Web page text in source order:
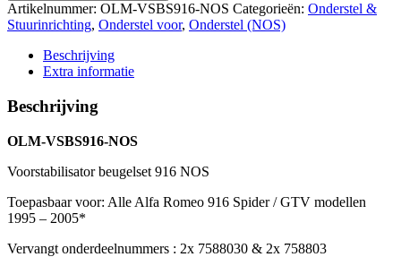
Artikelnummer: OLM-VSBS916-NOS Categorieën: Onderstel &
Stuurinrichting, Onderstel voor, Onderstel (NOS)
Beschrijving
Extra informatie
Beschrijving
OLM-VSBS916-NOS
Voorstabilisator beugelset 916 NOS
Toepasbaar voor: Alle Alfa Romeo 916 Spider / GTV modellen
1995 – 2005*
Vervangt onderdeelnummers : 2x 7588030 & 2x 758803